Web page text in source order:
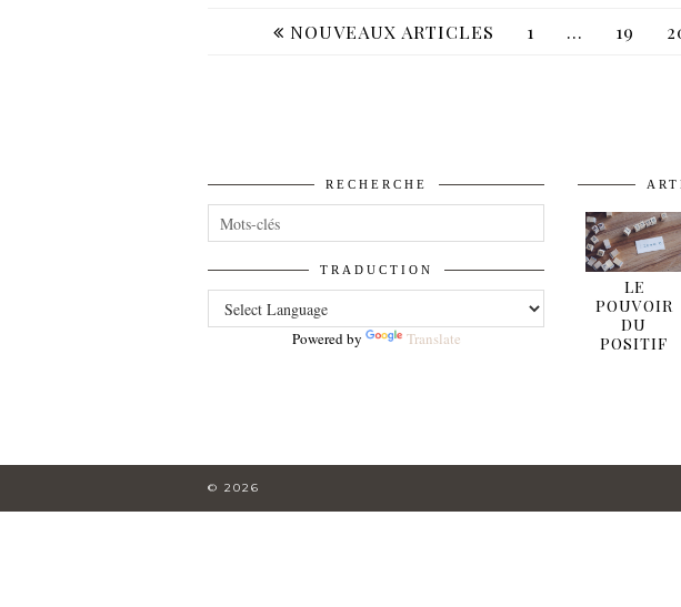
NOUVEAUX ARTICLES 1 … 19
RECHERCHE
TRADUCTION
Powered by Translate
LE
POUVOIR
DU
POSITIF
© 2026